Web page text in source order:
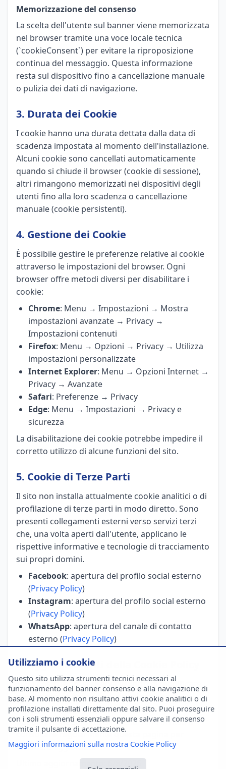
Memorizzazione del consenso
La scelta dell'utente sul banner viene memorizzata
nel browser tramite una voce locale tecnica
(`cookieConsent`) per evitare la riproposizione
continua del messaggio. Questa informazione
resta sul dispositivo fino a cancellazione manuale
o pulizia dei dati di navigazione.
3. Durata dei Cookie
I cookie hanno una durata dettata dalla data di
scadenza impostata al momento dell'installazione.
Alcuni cookie sono cancellati automaticamente
quando si chiude il browser (cookie di sessione),
altri rimangono memorizzati nei dispositivi degli
utenti fino alla loro scadenza o cancellazione
manuale (cookie persistenti).
4. Gestione dei Cookie
È possibile gestire le preferenze relative ai cookie
attraverso le impostazioni del browser. Ogni
browser offre metodi diversi per disabilitare i
cookie:
Chrome: Menu → Impostazioni → Mostra
impostazioni avanzate → Privacy →
Impostazioni contenuti
Firefox: Menu → Opzioni → Privacy → Utilizza
impostazioni personalizzate
Internet Explorer: Menu → Opzioni Internet →
Privacy → Avanzate
Safari: Preferenze → Privacy
Edge: Menu → Impostazioni → Privacy e
sicurezza
La disabilitazione dei cookie potrebbe impedire il
corretto utilizzo di alcune funzioni del sito.
5. Cookie di Terze Parti
Il sito non installa attualmente cookie analitici o di
profilazione di terze parti in modo diretto. Sono
presenti collegamenti esterni verso servizi terzi
che, una volta aperti dall'utente, applicano le
rispettive informative e tecnologie di tracciamento
sui propri domini.
Facebook: apertura del profilo social esterno
(Privacy Policy)
Instagram: apertura del profilo social esterno
(Privacy Policy)
WhatsApp: apertura del canale di contatto
esterno (Privacy Policy)
6. Aggiornamenti della Cookie Policy
SQM Costruzioni si riserva il diritto di modificare
questa cookie policy in qualsiasi momento. Le
modifiche saranno effettive dal momento della
pubblicazione sul sito. Gli utenti sono invitati a
consultare regolarmente questa pagina per
rimanere aggiornati.
Utilizziamo i cookie
Questo sito utilizza strumenti tecnici necessari al
funzionamento del banner consenso e alla navigazione di
base. Al momento non risultano attivi cookie analitici o di
profilazione installati direttamente dal sito. Puoi proseguire
con i soli strumenti essenziali oppure salvare il consenso
tramite il pulsante di accettazione.
Maggiori informazioni sulla nostra Cookie Policy